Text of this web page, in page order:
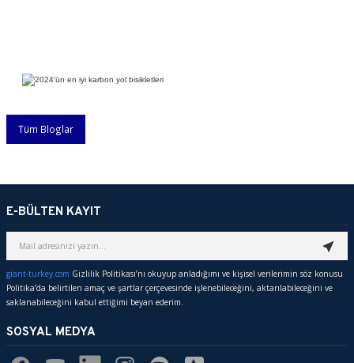
Tüm Bloglar
E-BÜLTEN KAYIT
giant-turkey.com Gizlilik Politikası’nı okuyup anladığımı ve kişisel verilerimin söz konusu
Politika’da belirtilen amaç ve şartlar çerçevesinde işlenebileceğini, aktarılabileceğini ve
saklanabileceğini kabul ettiğimi beyan ederim.
SOSYAL MEDYA